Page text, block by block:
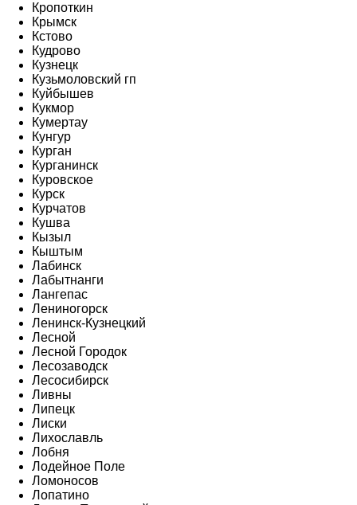
Кропоткин
Крымск
Кстово
Кудрово
Кузнецк
Кузьмоловский гп
Куйбышев
Кукмор
Кумертау
Кунгур
Курган
Курганинск
Куровское
Курск
Курчатов
Кушва
Кызыл
Кыштым
Лабинск
Лабытнанги
Лангепас
Лениногорск
Ленинск-Кузнецкий
Лесной
Лесной Городок
Лесозаводск
Лесосибирск
Ливны
Липецк
Лиски
Лихославль
Лобня
Лодейное Поле
Ломоносов
Лопатино